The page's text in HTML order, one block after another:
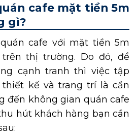
cafe mặt tiền 5m
gì?
cafe với mặt tiền 5m
thị trường. Do đó, để
cạnh tranh thì việc tập
kế và trang trí là cần
đến không gian quán cafe
hút khách hàng bạn cần